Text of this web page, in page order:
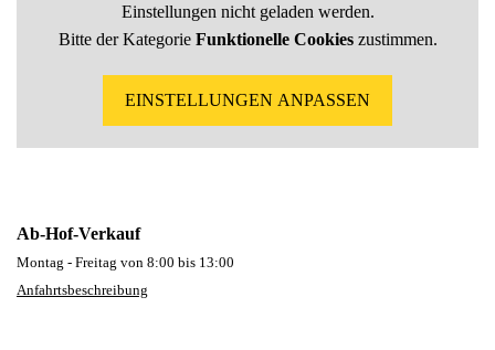
Einstellungen nicht geladen werden.
Bitte der Kategorie Funktionelle Cookieszustimmen.
EINSTELLUNGEN ANPASSEN
Ab-Hof-Verkauf
Montag - Freitag von 8:00 bis 13:00
Anfahrtsbeschreibung